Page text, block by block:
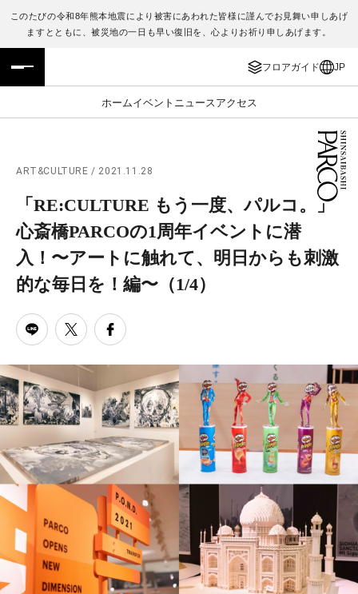
このたびの令和8年熊本地震により被害にあわれた皆様に謹んでお見舞い申しあげ
ますとともに、被災地の一日も早い復旧を、心よりお祈り申しあげます。
フロアガイド JP
ホームイベント ニュース アクセス
フロアガイド
施設案内・アクセス
レストラン・カフェ
TAX FREE
PARCOメンバーズ
JP
ENGLISH
繁体字
ภาษาไทย
日本語
ART&CULTURE / 2021.11.28
「RE:CULTURE もう一度、パルコ。」
心斎橋PARCOの1周年イベントに潜
入！〜アートに触れて、明日からも刺激
的な毎日を！編〜 （1/4）